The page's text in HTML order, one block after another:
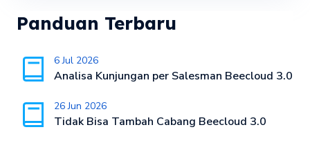
Panduan Terbaru
6 Jul 2026
Analisa Kunjungan per Salesman Beecloud 3.0
26 Jun 2026
Tidak Bisa Tambah Cabang Beecloud 3.0